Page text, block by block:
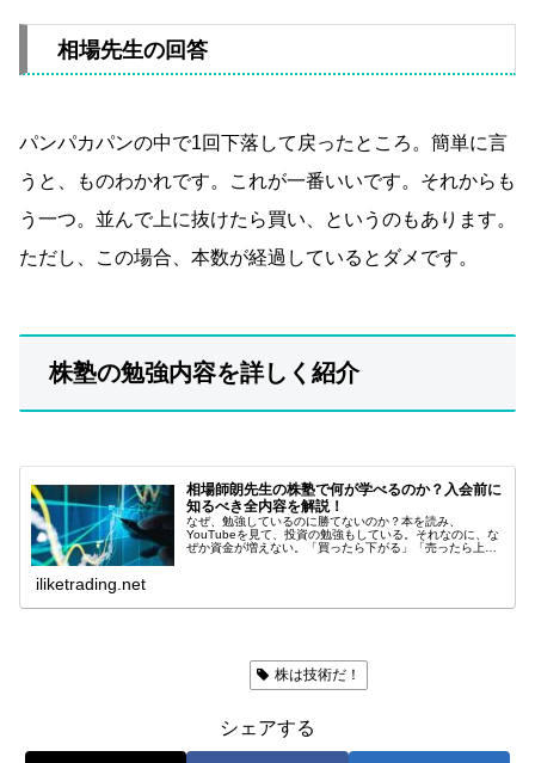
相場先生の回答
パンパカパンの中で1回下落して戻ったところ。簡単に言
うと、ものわかれです。これが一番いいです。それからも
う一つ。並んで上に抜けたら買い、というのもあります。
ただし、この場合、本数が経過しているとダメです。
株塾の勉強内容を詳しく紹介
相場師朗先生の株塾で何が学べるのか？入会前に
知るべき全内容を解説！
なぜ、勉強しているのに勝てないのか？本を読み、
YouTubeを見て、投資の勉強もしている。それなのに、な
ぜか資金が増えない。「買ったら下がる」「売ったら上が
iliketrading.net
株は技術だ！
シェアする